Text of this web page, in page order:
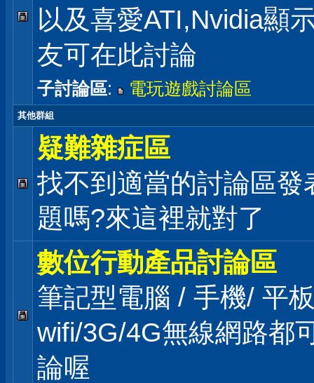
以及喜愛ATI,Nvidia顯
友可在此討論
子討論區: 電玩遊戲討論區
其他群組
疑難雜症區
找不到適當的討論區發
題嗎?來這裡就對了
數位行動產品討論區
筆記型電腦 / 手機/ 平
wifi/3G/4G無線網路都
論喔